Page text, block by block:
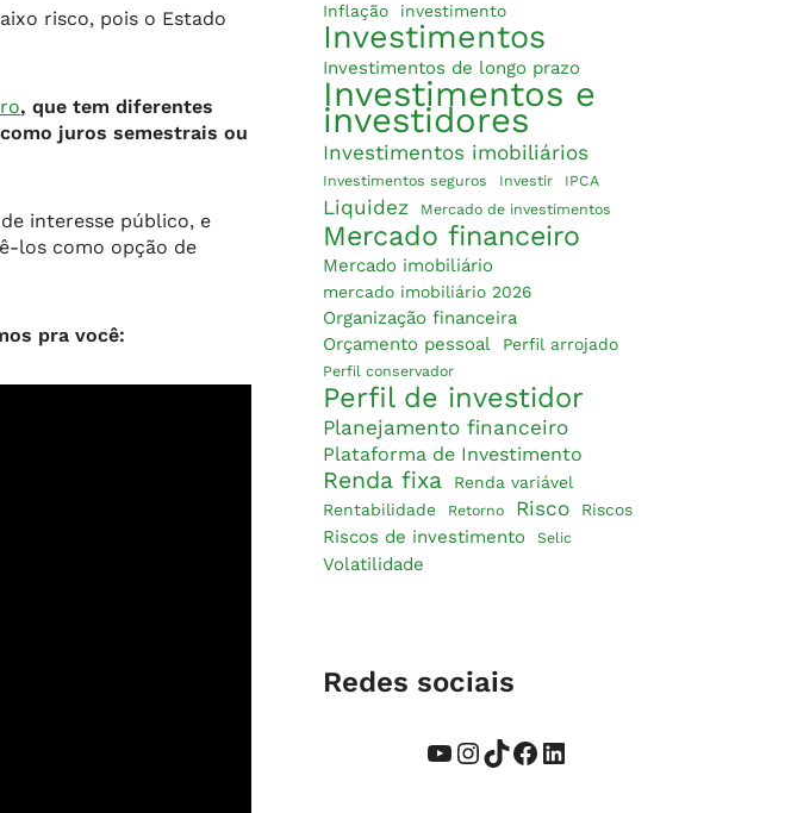
risco, pois o Estado
, que tem diferentes
juros semestrais ou
interesse público, e
los como opção de
pra você:
Inflação
investimento
Investimentos
Investimentos de longo prazo
Investimentos e
investidores
Investimentos imobiliários
Investimentos seguros Investir IPCA
Liquidez Mercado de investimentos
Mercado financeiro
Mercado imobiliário
mercado imobiliário 2026
Organização financeira
Orçamento pessoal
Perfil arrojado
Perfil conservador
Perfil de investidor
Planejamento financeiro
Plataforma de Investimento
Renda fixa
Renda variável
Rentabilidade
Retorno Risco Riscos
Riscos de investimento Selic
Volatilidade
Redes sociais